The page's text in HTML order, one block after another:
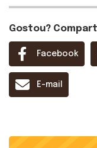
Gostou?
Facebook
E-mail